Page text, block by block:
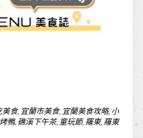
美食, 宜蘭市美食, 宜蘭美食攻略, 小
鴨, 礁溪下午茶, 童玩節, 羅東, 羅東